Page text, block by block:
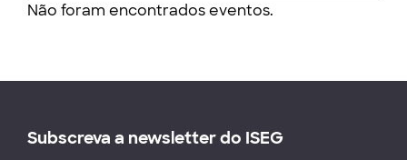
Não foram encontrados eventos.
Subscreva a newsletter do ISEG